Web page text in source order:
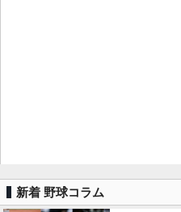
新着 野球コラム